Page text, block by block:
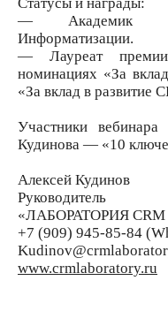
— Академик
Информатизации.
— Лауреат
номинациях «За
«За вклад в развитие
Участники
Кудинова — «10
Алексей Кудинов
Руководитель
«ЛАБОРАТОРИЯ CRM
+7 (909) 945-85-84
www.crmlaboratory.ru